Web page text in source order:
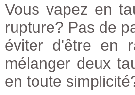
Vous vapez en
rupture? Pas de
éviter d'être en
mélanger deux
en toute